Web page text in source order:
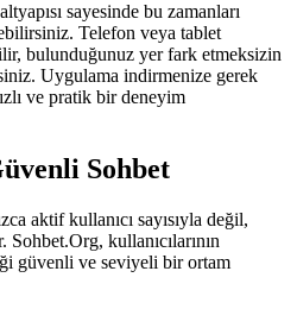
sayesinde bu zamanları
Telefon veya tablet
bulunduğunuz yer fark etmeksizin
Uygulama indirmenize gerek
ve pratik bir deneyim
Sohbet
aktif kullanıcı sayısıyla değil,
kullanıcılarının
güvenli ve seviyeli bir ortam